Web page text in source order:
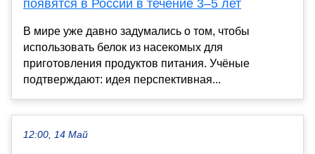
появятся в России в течение 3–5 лет
В мире уже давно задумались о том, чтобы
использовать белок из насекомых для
приготовления продуктов питания. Учёные
подтверждают: идея перспективная...
12:00, 14 Май